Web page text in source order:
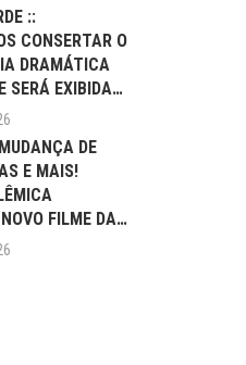
::
CONSERTAR O
DRAMÁTICA
SERÁ EXIBIDA
08)
DE
E MAIS!
FILME DA